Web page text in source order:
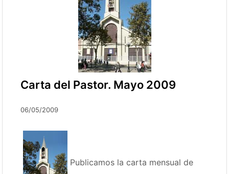
Carta del Pastor. Mayo 2009
06/05/2009
Publicamos la carta mensual de